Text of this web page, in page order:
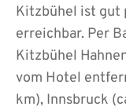
Kitzbühel ist gut
erreichbar. Per
Kitzbühel
vom Hotel
km), Innsbruck